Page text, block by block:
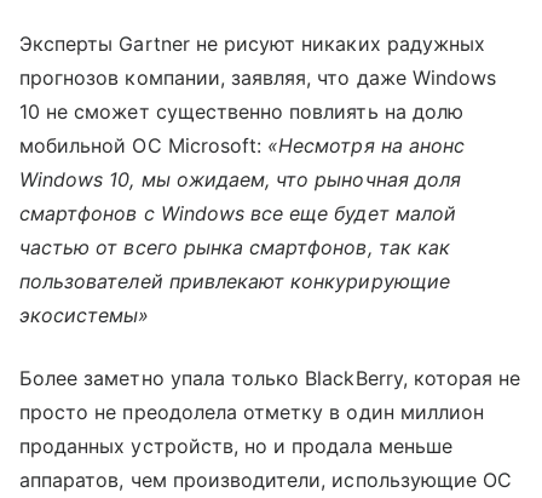
Эксперты Gartner не рисуют никаких радужных
прогнозов компании, заявляя, что даже Windows
10 не сможет существенно повлиять на долю
мобильной ОС Microsoft: «Несмотря на анонс
Windows 10, мы ожидаем, что рыночная доля
смартфонов с Windows все еще будет малой
частью от всего рынка смартфонов, так как
пользователей привлекают конкурирующие
экосистемы»
Более заметно упала только BlackBerry, которая не
просто не преодолела отметку в один миллион
проданных устройств, но и продала меньше
аппаратов, чем производители, использующие ОС